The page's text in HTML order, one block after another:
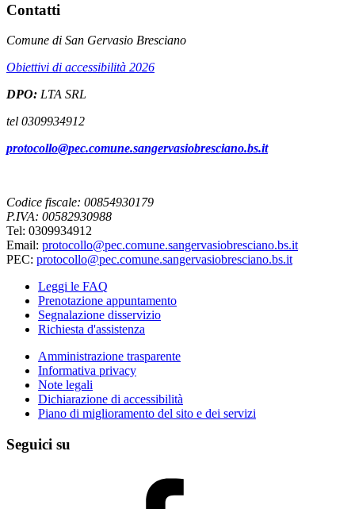
Contatti
Comune di San Gervasio Bresciano
Obiettivi di accessibilità 2026
DPO: LTA SRL
tel 0309934912
protocollo@pec.comune.sangervasiobresciano.bs.it
Codice fiscale: 00854930179
P.IVA: 00582930988
Tel: 0309934912
Email: protocollo@pec.comune.sangervasiobresciano.bs.it
PEC: protocollo@pec.comune.sangervasiobresciano.bs.it
Leggi le FAQ
Prenotazione appuntamento
Segnalazione disservizio
Richiesta d'assistenza
Amministrazione trasparente
Informativa privacy
Note legali
Dichiarazione di accessibilità
Piano di miglioramento del sito e dei servizi
Seguici su